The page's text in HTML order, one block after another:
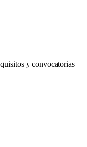
y convocatorias